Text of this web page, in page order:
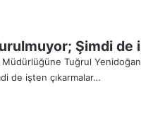
Şimdi de
Tuğrul
de işten çıkarmalar…